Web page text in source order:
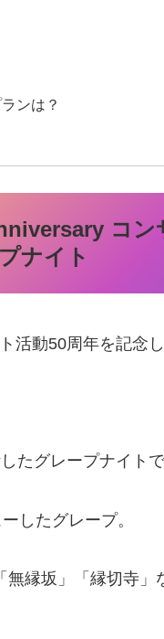
ンは？
コ
ナイト
活動50周年を記念
たグレープナイトで
したグレープ。
縁坂」「縁切寺